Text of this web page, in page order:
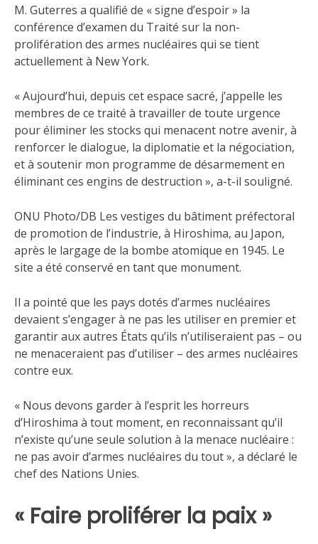
M. Guterres a qualifié de « signe d’espoir » la
conférence d’examen du Traité sur la non-
prolifération des armes nucléaires qui se tient
actuellement à New York.
« Aujourd’hui, depuis cet espace sacré, j’appelle les
membres de ce traité à travailler de toute urgence
pour éliminer les stocks qui menacent notre avenir, à
renforcer le dialogue, la diplomatie et la négociation,
et à soutenir mon programme de désarmement en
éliminant ces engins de destruction », a-t-il souligné.
ONU Photo/DB Les vestiges du bâtiment préfectoral
de promotion de l’industrie, à Hiroshima, au Japon,
après le largage de la bombe atomique en 1945. Le
site a été conservé en tant que monument.
Il a pointé que les pays dotés d’armes nucléaires
devaient s’engager à ne pas les utiliser en premier et
garantir aux autres États qu’ils n’utiliseraient pas – ou
ne menaceraient pas d’utiliser – des armes nucléaires
contre eux.
« Nous devons garder à l’esprit les horreurs
d’Hiroshima à tout moment, en reconnaissant qu’il
n’existe qu’une seule solution à la menace nucléaire :
ne pas avoir d’armes nucléaires du tout », a déclaré le
chef des Nations Unies.
« Faire proliférer la paix »